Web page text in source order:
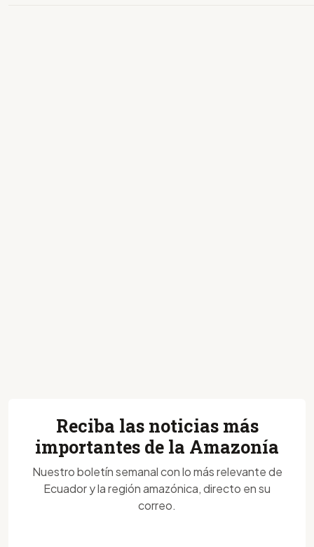
Reciba las noticias más
importantes de la Amazonía
Nuestro boletín semanal con lo más relevante de
Ecuador y la región amazónica, directo en su
correo.